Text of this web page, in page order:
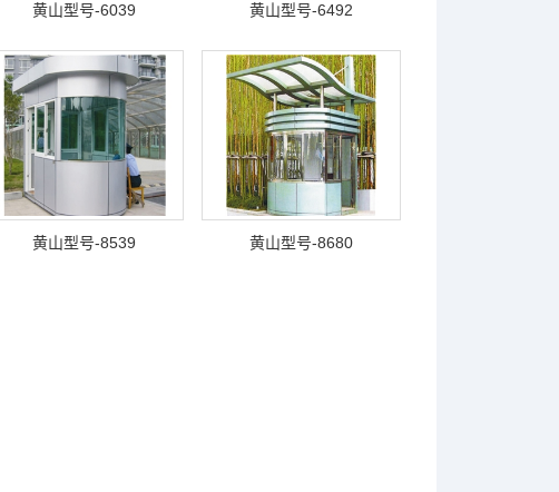
黄山型号-6039 黄山型号-6492
黄山型号-8539 黄山型号-8680